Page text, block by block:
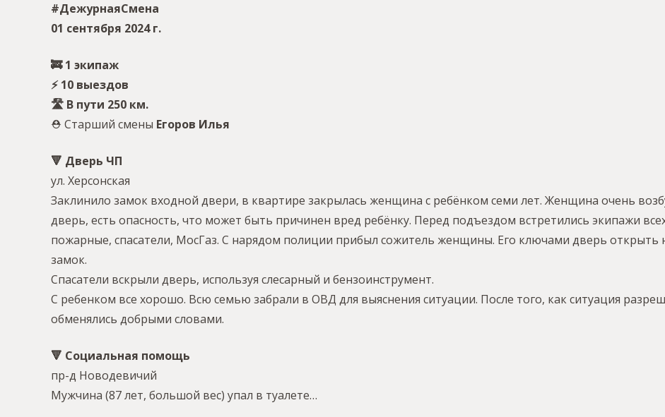
#ДежурнаяСмена
01 сентября 2024 г.
🚒 1 экипаж
⚡️ 10 выездов
🛣 В пути 250 км.
⛑ Старший смены Егоров Илья
🔻 Дверь ЧП
ул. Херсонская
Заклинило замок входной двери, в квартире закрылась женщина с ребёнком семи лет. Женщина очень
дверь, есть опасность, что может быть причинен вред ребёнку. Перед подъездом встретились экипажи
пожарные, спасатели, МосГаз. С нарядом полиции прибыл сожитель женщины. Его ключами дверь открыть
замок.
Спасатели вскрыли дверь, используя слесарный и бензоинструмент.
С ребенком все хорошо. Всю семью забрали в ОВД для выяснения ситуации. После того, как ситуация
обменялись добрыми словами.
🔻 Социальная помощь
пр-д Новодевичий
Мужчина (87 лет, большой вес) упал в туалете…